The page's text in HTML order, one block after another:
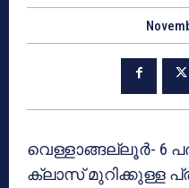
വെള്ളാങ്ങല്ലൂര്‍- 6
ക്ലാസ് മുറിക്കുള്ള